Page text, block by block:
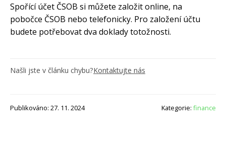
Spořící účet ČSOB si můžete založit online, na
pobočce ČSOB nebo telefonicky. Pro založení účtu
budete potřebovat dva doklady totožnosti.
Našli jste v článku chybu?Kontaktujte nás
Publikováno: 27. 11. 2024 Kategorie: finance